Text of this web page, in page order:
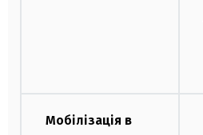
Мобілізація в